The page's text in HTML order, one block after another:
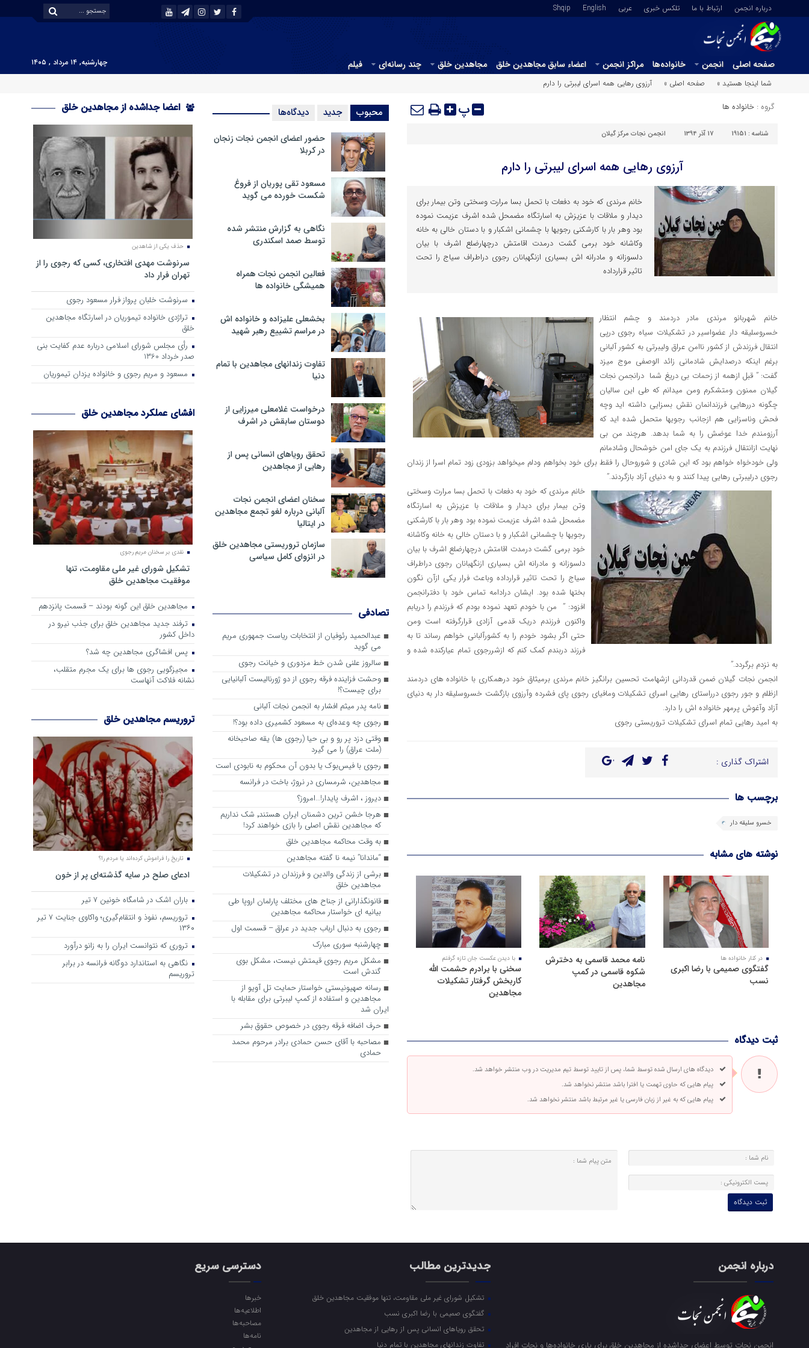
درباره انجمن ارتباط با ما تلکس خبری عربي English
Shqip
صفحه اصلی انجمن خانواده‌ها مراکز انجمن اعضاء سابق مجاهدین خلق مجاهدین خلق چند رسانه‌ای فیلم
چهارشنبه, ۱۴ مرداد , ۱۴۰۵
شما اینجا هستید »
صفحه اصلی » آرزوی رهایی همه اسرای لیبرتی را دارم
گروه : خانواده ها پ
شناسه : 19151 17 آذر 1394 انجمن نجات مرکز گیلان
آرزوی رهایی همه اسرای لیبرتی را دارم
خانم مرندی که خود به دفعات با تحمل بسا مرارت وسختی وتن بیمار برای
دیدار و ملاقات با عزیزش به اسارتگاه مضمحل شده اشرف عزیمت نموده
بود وهر بار با کارشکنی رجویها با چشمانی اشکبار و با دستان خالی به خانه
وکاشانه خود برمی گشت درمدت اقامتش درچهارضلع اشرف با بیان
دلسوزانه و مادرانه اش بسیاری ازنگهبانان رجوی دراطراف سیاج را تحت
تاثیر قرارداده
خانم شهربانو مرندی مادر دردمند و چشم انتظار
خسروسلیقه دار عضواسیر در تشکیلات سیاه رجوی درپی
انتقال فرزندش از کشور ناامن عراق ولیبرتی به کشور آلبانی
برغم اینکه درصدایش شادمانی زائد الوصفی موج میزد
گفت: ” قبل ازهمه از زحمات بی دریغ شما درانجمن نجات
گیلان ممنون ومتشکرم ومن میدانم که طی این سالیان
چگونه دررهایی فرزندانمان نقش بسزایی داشته اید وچه
فحش وناسزایی هم ازجانب رجویها متحمل شده اید که
آرزومندم خدا عوضش را به شما بدهد. هرچند من بی
نهایت ازانتقال فرزندم به یک جای امن خوشحال وشادمانم
ولی خودخواه خواهم بود که این شادی و شوروحال را فقط برای خود بخواهم ودلم میخواهد بزودی زود تمام اسرا از زندان
رجوی درلیبرتی رهایی پیدا کنند و به دنیای آزاد بازگردند.”
خانم مرندی که خود به دفعات با تحمل بسا مرارت وسختی
وتن بیمار برای دیدار و ملاقات با عزیزش به اسارتگاه
مضمحل شده اشرف عزیمت نموده بود وهر بار با کارشکنی
رجویها با چشمانی اشکبار و با دستان خالی به خانه وکاشانه
خود برمی گشت درمدت اقامتش درچهارضلع اشرف با بیان
دلسوزانه و مادرانه اش بسیاری ازنگهبانان رجوی دراطراف
سیاج را تحت تاثیر قرارداده وباعث فرار یکی ازآن نگون
بختها شده بود. ایشان درادامه تماس خود با دفترانجمن
افزود: ” من با خودم تعهد نموده بودم که فرزندم را دریابم
واکنون فرزندم دریک قدمی آزادی قرارگرفته است ومن
حتی اگر بشود خودم را به کشورآلبانی خواهم رساند تا به
فرزند دربندم کمک کنم که ازشررجوی تمام عیارکنده شده و
به نزدم برگردد.”
انجمن نجات گیلان ضمن قدردانی ازشهامت تحسین برانگیز خانم مرندی برمیثاق خود درهمکاری با خانواده های دردمند
ازظلم و جور رجوی درراستای رهایی اسرای تشکیلات ومافیای رجوی پای فشرده وآرزوی بازگشت خسروسلیقه دار به دنیای
آزاد وآغوش پرمهر خانواده اش را دارد.
به امید رهایی تمام اسرای تشکیلات تروریستی رجوی
اشتراک گذاری :
برچسب ها
خسرو سلیقه دار
نوشته های مشابه
در کنار خانواده ها
گفتگوی صمیمی با رضا اکبری
نسب
نامه محمد قاسمی به دخترش
شکوه قاسمی در کمپ
مجاهدین
با دیدن عکست جان تازه گرفتم
سخنی با برادرم حشمت الله
کاربخش گرفتار تشکیلات
مجاهدین
ثبت دیدگاه
دیدگاه های ارسال شده توسط شما، پس از تایید توسط تیم مدیریت در وب منتشر خواهد شد.
پیام هایی که حاوی تهمت یا افترا باشد منتشر نخواهد شد.
پیام هایی که به غیر از زبان فارسی یا غیر مرتبط باشد منتشر نخواهد شد.
محبوب جدید دیدگاه‌ها
حضور اعضای انجمن نجات زنجان
در کربلا
مسعود تقی پوریان از فروغ
شکست خورده می گوید
نگاهی به گزارش منتشر شده
توسط صمد اسکندری
فعالین انجمن نجات همراه
همیشگی خانواده ها
بخشعلی علیزاده و خانواده اش
در مراسم تشییع رهبر شهید
تفاوت زندانهای مجاهدین با تمام
دنیا
درخواست غلامعلی میرزایی از
دوستان سابقش در اشرف
تحقق رویاهای انسانی پس از
رهایی از مجاهدین
سخنان اعضای انجمن نجات
آلبانی درباره لغو تجمع مجاهدین
در ایتالیا
سازمان تروریستی مجاهدین خلق
در انزوای کامل سیاسی
تصادفی
عبدالحمید رئوفیان از انتخابات ریاست جمهوری مریم
می گوید
سالروز علنی شدن خط مزدوری و خیانت رجوی
وحشت فزاینده فرقه رجوی از دو ژورنالیست آلبانیایی
برای چیست؟!
نامه پدر میثم افشار به انجمن نجات آلبانی
رجوی چه وعده‌ای به مسعود کشمیری داده بود؟!
وقتی دزد پر رو و بی حیا (رجوی ها) یقه صاحبخانه
(ملت عراق) را می گیرد
رجوی با فیس‌بوک یا بدون آن محکوم به نابودی است
مجاهدین، شرم‎ساری در نروژ، باخت در فرانسه
ديروز ، اشرف پايدار!…امروز؟
هرجا خشن ترین دشمنان ایران هستند٬ شک نداریم
که مجاهدین نقش اصلی را بازی خواهند کرد!
به وقت محاکمه مجاهدین خلق
“ماندانا” نیمه نا گفته مجاهدین
برشی از زندگی والدین و فرزندان در تشکیلات
مجاهدین خلق
قانونگذارانی از جناح های مختلف پارلمان اروپا طی
بیانیه ای خواستار محاکمه مجاهدین
رجوی به دنبال ارباب جدید در عراق – قسمت اول
چهارشنبه سوری مبارک
مشکل مریم رجوی قیمتش نیست، مشکل بوی
گندش است
رسانه صهیونیستی خواستار حمایت تل آویو از
مجاهدین و استفاده از کمپ لیبرتی برای مقابله با
ایران شد
حرف اضافه فرقه رجوی در خصوص حقوق بشر
مصاحبه با آقای حسن حمادی برادر مرحوم محمد
حمادی
اعضا جداشده از مجاهدین خلق
حذف یکی از شاهدین
سرنوشت مهدی افتخاری، کسی که رجوی را از
تهران فرار داد
سرنوشت خلبان پرواز فرار مسعود رجوی
تراژدی خانواده تیموریان در اسارتگاه مجاهدین
خلق
رأی مجلس شورای اسلامی درباره عدم كفایت بنی
صدر خرداد 1360
مسعود و مریم رجوی و خانواده یزدان تیموریان
افشای عملکرد مجاهدین خلق
نقدی بر سخنان مریم رجوی
تشکیل شورای غیر ملی مقاومت، تنها
موفقیت مجاهدین خلق
مجاهدین خلق این گونه بودند – قسمت پانزدهم
ترفند جدید مجاهدین خلق برای جذب نیرو در
داخل کشور
پس افشاگری مجاهدین چه شد؟
مجیزگویی رجوی ها برای یک مجرم متقلب،
نشانه فلاکت آنهاست
تروریسم مجاهدین خلق
تاریخ را فراموش کرده‌اند یا مردم را؟
ادعای صلح در سایه گذشته‌ای پر از خون
باران اشک در شامگاه خونین 7 تیر
تروریسم، نفوذ و انتقام‌گیری؛ واکاوی جنایت ۷ تیر
۱۳۶۰
تروری که نتوانست ایران را به زانو درآورد
نگاهی به استاندارد دوگانه فرانسه در برابر
تروریسم
درباره انجمن
انجمن نجات توسط اعضای جداشده از مجاهدین خلق برای یاری خانواده‌ها و نجات افراد
جدیدترین مطالب
تشکیل شورای غیر ملی مقاومت، تنها موفقیت مجاهدین خلق
گفتگوی صمیمی با رضا اکبری نسب
تحقق رویاهای انسانی پس از رهایی از مجاهدین
تفاوت زندانهای مجاهدین با تمام دنیا
دسترسی سریع
خبرها
اطلاعیه‌ها
مصاحبه‌ها
نامه‌ها